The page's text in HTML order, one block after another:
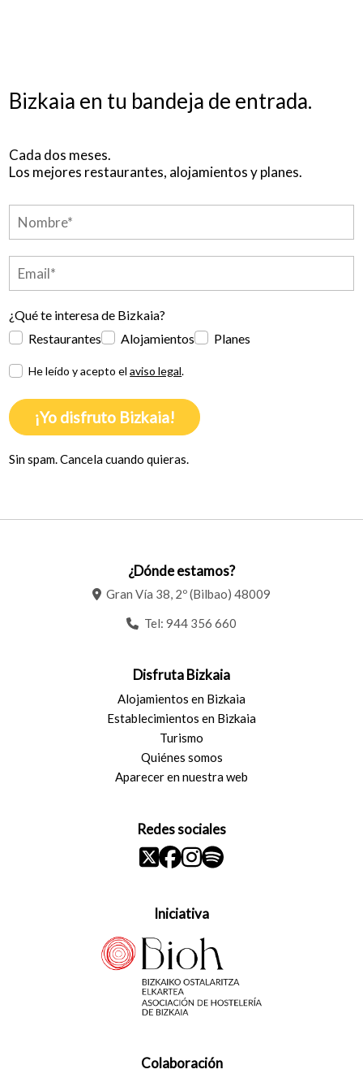
Bizkaia en tu bandeja de entrada.
Cada dos meses.
Los mejores restaurantes, alojamientos y planes.
¿Qué te interesa de Bizkaia?
Restaurantes
Alojamientos Planes
He leído y acepto elaviso legal.
¡Yo disfruto Bizkaia!
Sin spam. Cancela cuando quieras.
¿Dónde estamos?
Gran Vía 38, 2º (Bilbao) 48009
Tel: 944 356 660
Disfruta Bizkaia
Alojamientos en Bizkaia
Establecimientos en Bizkaia
Turismo
Quiénes somos
Aparecer en nuestra web
Redes sociales
Iniciativa
Colaboración